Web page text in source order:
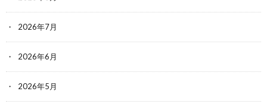
2026年7月
2026年6月
2026年5月